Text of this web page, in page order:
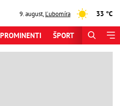
9. august,Ľubomíra 33 °C
PROMINENTI ŠPORT